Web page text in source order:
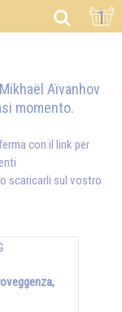
1
Aïvanhov
momento.
con il link per
scaricarli sul vostro